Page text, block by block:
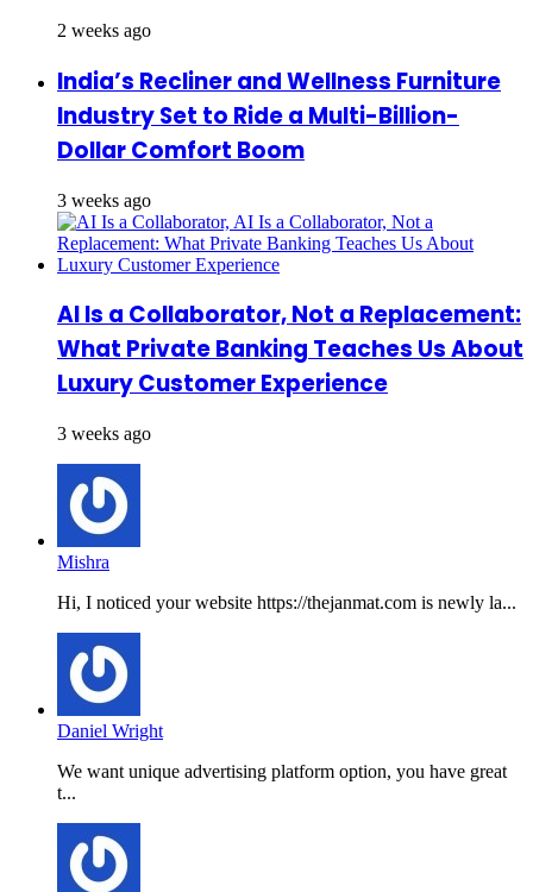
2 weeks ago
India’s Recliner and Wellness Furniture
Industry Set to Ride a Multi-Billion-
Dollar Comfort Boom
3 weeks ago
AI Is a Collaborator, Not a Replacement:
What Private Banking Teaches Us About
Luxury Customer Experience
3 weeks ago
Mishra
Hi, I noticed your website https://thejanmat.com is newly la...
Daniel Wright
We want unique advertising platform option, you have great
t...